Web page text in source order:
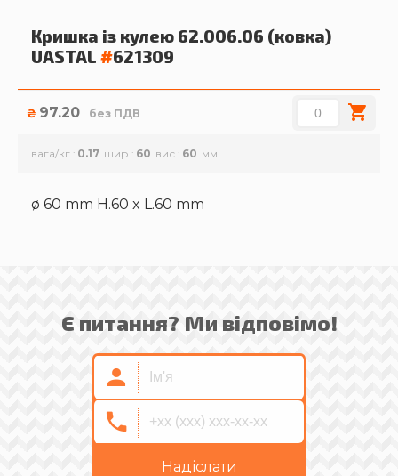
Кришка із кулею 62.006.06 (ковка)
UASTAL #621309
₴ 97.20 без ПДВ
вага/кг. 0.17 шир. 60 вис. 60
ø 60 mm H.60 x L.60 mm
Є питання? Ми відповімо!
Надіслати